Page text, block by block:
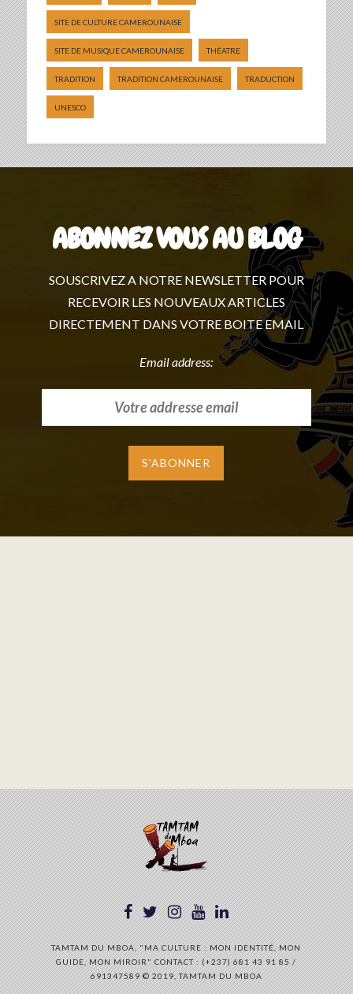
SITE DE CULTURE CAMEROUNAISE
SITE DE MUSIQUE CAMEROUNAISE THÉATRE
TRADITION TRADITION CAMEROUNAISE TRADUCTION
UNESCO
ABONNEZ VOUS AU BLOG
SOUSCRIVEZ A NOTRE NEWSLETTER POUR
RECEVOIR LES NOUVEAUX ARTICLES
DIRECTEMENT DANS VOTRE BOITE EMAIL
Email address:
TAMTAM DU MBOA, "MA CULTURE : MON IDENTITÉ, MON
GUIDE, MON MIROIR" CONTACT : (+237) 681 43 91 85 /
691347589 © 2019, TAMTAM DU MBOA